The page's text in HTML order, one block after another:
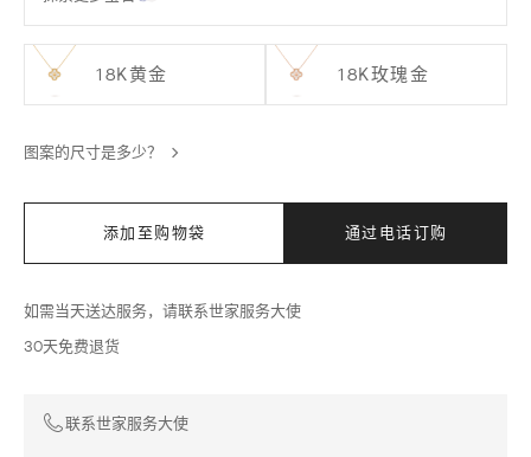
18K黄金 18K玫瑰金
图案的尺寸是多少？
添加至购物袋 通过电话订购
如需当天送达服务，请联系世家服务大使
30天免费退货
联系世家服务大使